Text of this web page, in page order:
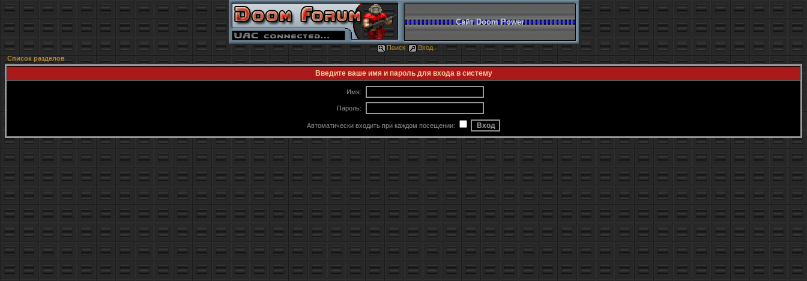
Сайт Doom Power
Поиск
Вход
Список разделов
Введите ваше имя и пароль для входа в систему
Имя:
Пароль:
Автоматически входить при каждом посещении: